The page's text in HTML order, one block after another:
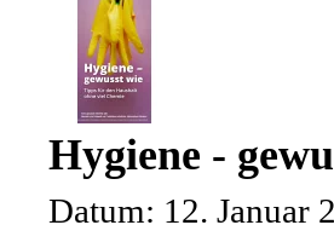
Hygiene -
Datum: 12. Januar